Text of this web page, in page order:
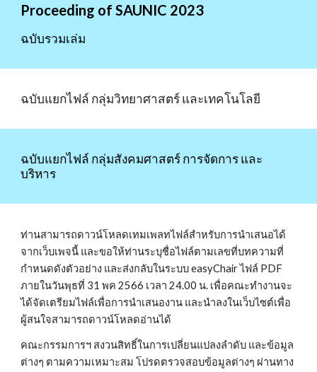
Proceeding of SAUNIC 2023
ฉบับรวมเล่ม
ฉบับแยกไฟล์ กลุ่มวิทยาศาสตร์ และเทคโนโลยี
ฉบับแยกไฟล์ กลุ่มสังคมศาสตร์ การจัดการ และ
บริหาร
ท่านสามารถดาวน์โหลดเทมเพลทไฟล์สำหรับการนำเสนอได้
จากเว็บเพจนี้ และขอให้ท่านระบุชื่อไฟล์ตามเลขที่บทความที่
กำหนดดังตัวอย่าง และส่งกลับในระบบ easyChair ไฟล์ PDF
ภายในวันพุธที่ 31 พค 2566 เวลา 24.00 น. เพื่อคณะทำงานจะ
ได้จัดเตรียมไฟล์เพื่อการนำเสนองาน และนำลงในเว็บไซต์เพื่อ
ผู้สนใจสามารถดาวน์โหลดอ่านได้
คณะกรรมการฯ สงวนสิทธิ์ในการเปลี่ยนแปลงลำดับ และข้อมูล
ต่างๆ ตามความเหมาะสม โปรดตรวจสอบข้อมูลต่างๆ ผ่านทาง